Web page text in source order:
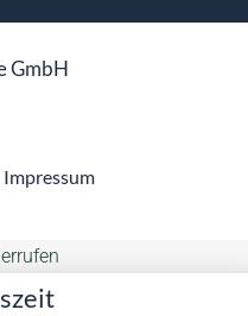
GmbH
Impressum